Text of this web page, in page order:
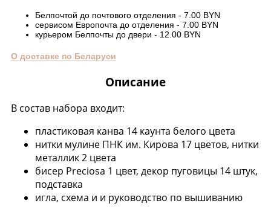
Белпочтой до почтового отделения - 7.00 BYN
сервисом Европочта до отделения - 7.00 BYN
курьером Белпочты до двери - 12.00 BYN
О доставке по Беларуси
Описание
В состав набора входит:
пластиковая канва 14 каунта белого цвета
нитки мулине ПНК им. Кирова 17 цветов, нитки
металлик 2 цвета
бисер Preciosa 1 цвет, декор пуговицы 14 штук,
подставка
игла, схема и и руководство по вышиванию